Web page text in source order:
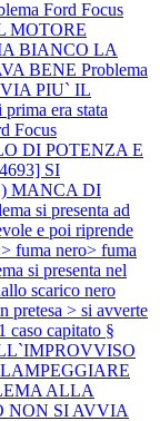
Ford Focus
MOTORE
BIANCO LA
BENE Problema
PIU` IL
era stata
Focus
DI POTENZA E
SI
MANCA DI
si presenta ad
e poi riprende
fuma nero> fuma
si presenta nel
scarico nero
pretesa > si avverte
caso capitato §
ALLA
NON SI AVVIA